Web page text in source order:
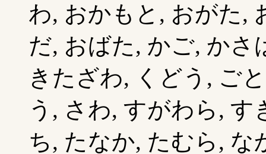
わ, おかもと, おがた,
だ, おばた, かご, かさ
きたざわ, くどう, ご
う, さわ, すがわら,
ち, たなか, たむら,